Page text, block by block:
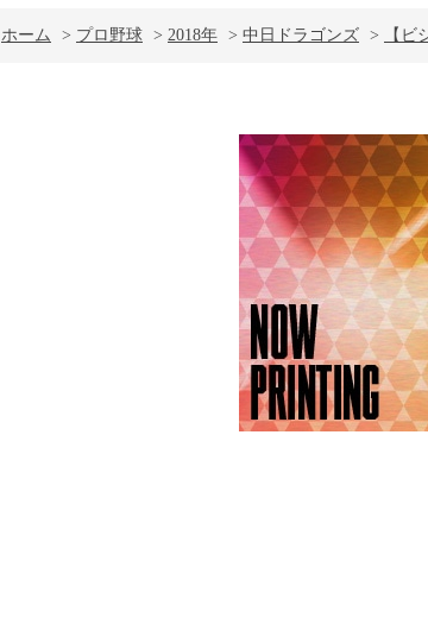
ホーム > プロ野球 > 2018年 > 中日ドラゴンズ > 【ビ